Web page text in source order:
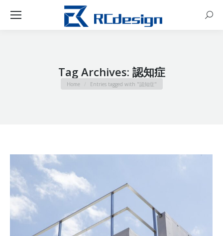
Tag Archives: 認知症
You are here:
Home Entries tagged with "認知症"